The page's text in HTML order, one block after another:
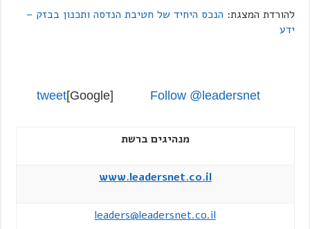
להורדת המצגת: הנכס היחיד של חטיבת הנדסה ותכנון בבזק –
ידע
tweet[Google] Follow @leadersnet
מנהיגים ברשת
www.leadersnet.co.il
leaders@leadersnet.co.il